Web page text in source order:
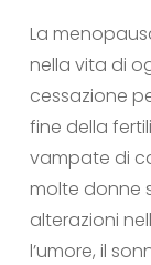
La
nella vita di
cessazione
fine della
vampate di
molte donne
alterazioni
l’umore, il